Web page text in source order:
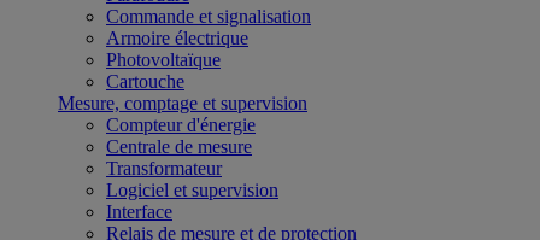
Commande et signalisation
Armoire électrique
Photovoltaïque
Cartouche
Mesure, comptage et supervision
Compteur d'énergie
Centrale de mesure
Transformateur
Logiciel et supervision
Interface
Relais de mesure et de protection